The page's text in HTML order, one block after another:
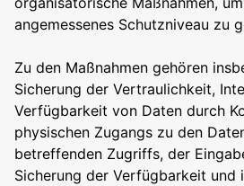
angemessenes Schutzniveau zu
Zu den Maßnahmen gehören
Sicherung der Vertraulichkeit,
Verfügbarkeit von Daten durch
physischen Zugangs zu den
betreffenden Zugriffs, der
Sicherung der Verfügbarkeit und